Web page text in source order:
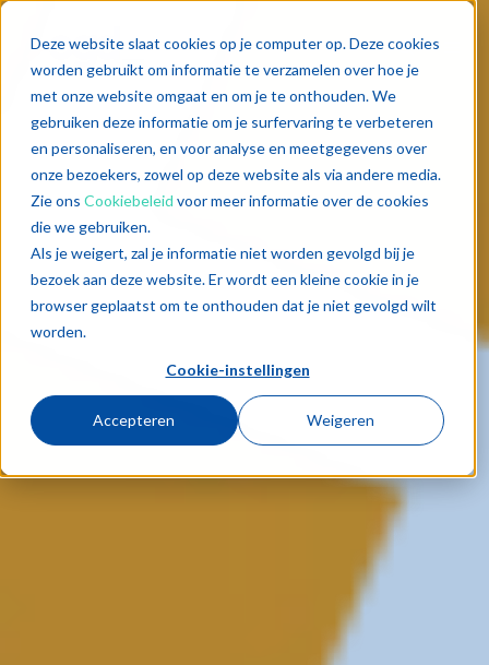
Deze website slaat cookies op je computer op. Deze cookies
worden gebruikt om informatie te verzamelen over hoe je
met onze website omgaat en om je te onthouden. We
gebruiken deze informatie om je surfervaring te verbeteren
en personaliseren, en voor analyse en meetgegevens over
onze bezoekers, zowel op deze website als via andere media.
Zie ons Cookiebeleid voor meer informatie over de cookies
die we gebruiken.
Als je weigert, zal je informatie niet worden gevolgd bij je
bezoek aan deze website. Er wordt een kleine cookie in je
browser geplaatst om te onthouden dat je niet gevolgd wilt
worden.
Cookie-instellingen
Accepteren Weigeren